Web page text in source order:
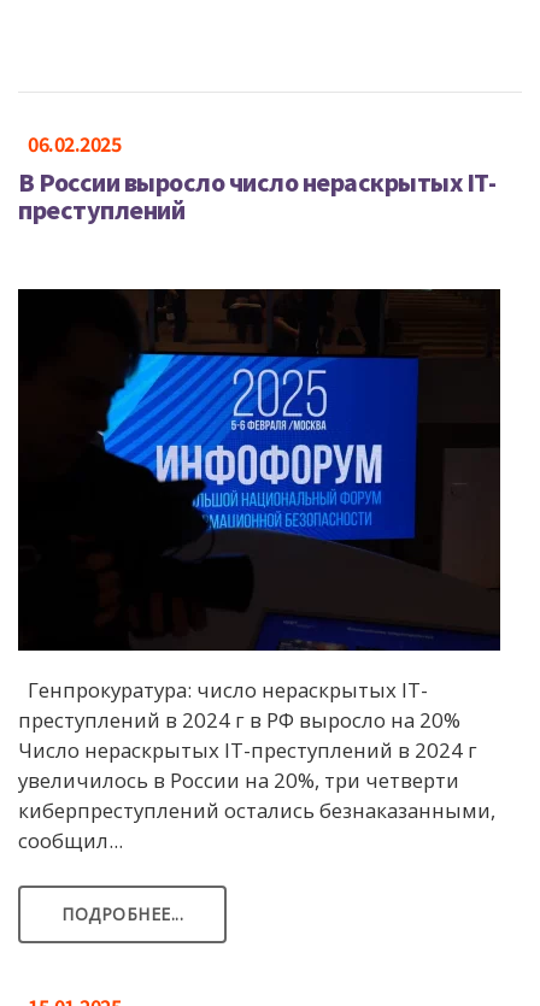
06.02.2025
В России выросло число нераскрытых IT-
преступлений
Генпрокуратура: число нераскрытых IT-
преступлений в 2024 г в РФ выросло на 20%
Число нераскрытых IT-преступлений в 2024 г
увеличилось в России на 20%, три четверти
киберпреступлений остались безнаказанными,
сообщил...
ПОДРОБНЕЕ...